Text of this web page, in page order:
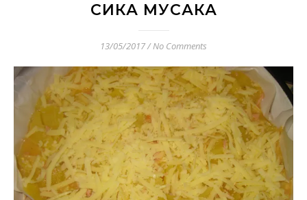
СИКА МУСАКА
13/05/2017/No Comments